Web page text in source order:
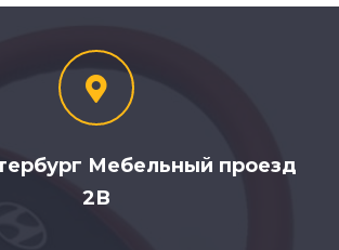
Мебельный проезд
2В